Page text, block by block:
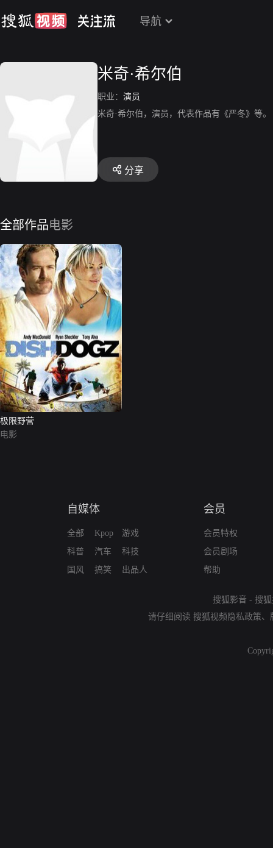
导航
米奇·希尔伯
职业： 演员
米奇·希尔伯，演员，代表作品有《严冬》等。
分享
全部作品电影
极限野营
电影
自媒体
全部
科普
国风
Kpop
汽车
搞笑
游戏
科技
出品人
会员
会员特权
会员剧场
帮助
搜狐影音 - 搜
请仔细阅读 搜狐视频隐私政策、